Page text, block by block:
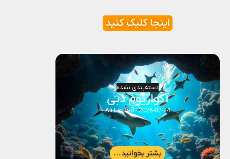
اینجا کلیک کنید
دسته‌بندی نشده
آکواریوم دبی
Ali Fardad 2026-02-24
بشتر بخوانید...